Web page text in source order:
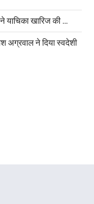
खारिज की …
अग्रवाल ने दिया स्वदेशी